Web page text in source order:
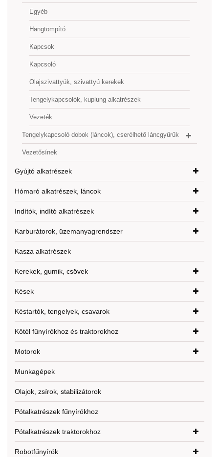
Egyéb
Hangtompító
Kapcsok
Kapcsoló
Olajszivattyúk, szivattyú kerekek
Tengelykapcsolók, kuplung alkatrészek
Vezeték
Tengelykapcsoló dobok (láncok), cserélhető láncgyűrűk
Vezetősínek
Gyújtó alkatrészek
Hómaró alkatrészek, láncok
Indítók, indító alkatrészek
Karburátorok, üzemanyagrendszer
Kasza alkatrészek
Kerekek, gumik, csövek
Kések
Késtartók, tengelyek, csavarok
Kötél fűnyírókhoz és traktorokhoz
Motorok
Munkagépek
Olajok, zsírok, stabilizátorok
Pótalkatrészek fűnyírókhoz
Pótalkatrészek traktorokhoz
Robotfűnyírók